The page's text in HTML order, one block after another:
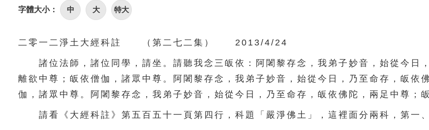
字體大小： 中 大 特大
二零一二淨土大經科註 （第二七二集） 2013/4/24
諸位法師，諸位同學，請坐。請聽我念三皈依：阿闍黎存念，我弟子妙音，始從今日
離欲中尊；皈依僧伽，諸眾中尊。阿闍黎存念，我弟子妙音，始從今日，乃至命存，皈依
伽，諸眾中尊。阿闍黎存念，我弟子妙音，始從今日，乃至命存，皈依佛陀，兩足中尊；
請看《大經科註》第五百五十一頁第四行，科題「嚴淨佛土」，這裡面分兩科，第一、